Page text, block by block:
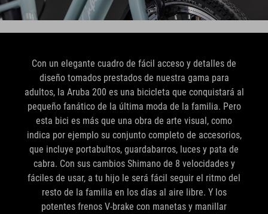
Con un elegante cuadro de fácil acceso y detalles de
diseño tomados prestados de nuestra gama para
adultos, la Aruba 200 es una bicicleta que conquistará al
pequeño fanático de la última moda de la familia. Pero
esta bici es más que una obra de arte visual, como
indica por ejemplo su conjunto completo de accesorios,
que incluye portabultos, guardabarros, luces y pata de
cabra. Con sus cambios Shimano de 8 velocidades y
fáciles de usar, a tu hijo le será fácil seguir el ritmo del
resto de la familia en los días al aire libre. Y los
potentes frenos V-brake con manetas y manillar